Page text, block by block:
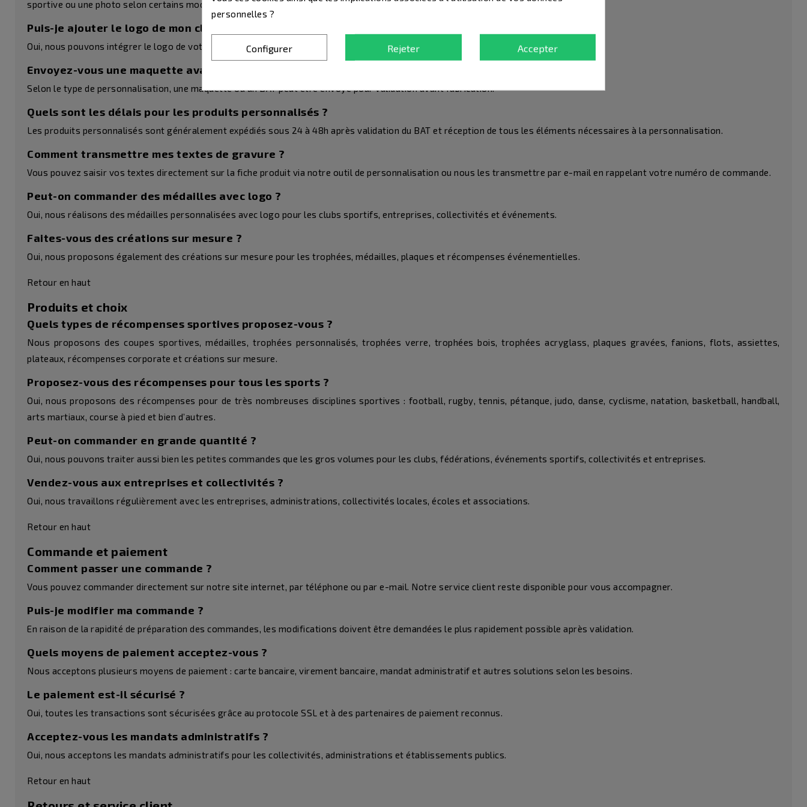
sportive ou une photo selon certains modèles.
Puis-je ajouter le logo de mon club ou de mon entreprise ?
Oui, nous pouvons intégrer le logo de votre club, association, entreprise ou événement sur de nombreux produits personnalisables.
Envoyez-vous une maquette avant fabrication ?
Selon le type de personnalisation, une maquette ou un BAT peut être envoyé pour validation avant fabrication.
Quels sont les délais pour les produits personnalisés ?
Les produits personnalisés sont généralement expédiés sous 24 à 48h après validation du BAT et réception de tous les éléments nécessaires à la personnalisation.
Comment transmettre mes textes de gravure ?
Vous pouvez saisir vos textes directement sur la fiche produit via notre outil de personnalisation ou nous les transmettre par e-mail en rappelant votre numéro de commande.
Peut-on commander des médailles avec logo ?
Oui, nous réalisons des médailles personnalisées avec logo pour les clubs sportifs, entreprises, collectivités et événements.
Faites-vous des créations sur mesure ?
Oui, nous proposons également des créations sur mesure pour les trophées, médailles, plaques et récompenses événementielles.
Retour en haut
Produits et choix
Quels types de récompenses sportives proposez-vous ?
Nous proposons des coupes sportives, médailles, trophées personnalisés, trophées verre, trophées bois, trophées acryglass, plaques gravées, fanions, flots, assiettes,
plateaux, récompenses corporate et créations sur mesure.
Proposez-vous des récompenses pour tous les sports ?
Oui, nous proposons des récompenses pour de très nombreuses disciplines sportives : football, rugby, tennis, pétanque, judo, danse, cyclisme, natation, basketball, handball,
arts martiaux, course à pied et bien d’autres.
Peut-on commander en grande quantité ?
Oui, nous pouvons traiter aussi bien les petites commandes que les gros volumes pour les clubs, fédérations, événements sportifs, collectivités et entreprises.
Vendez-vous aux entreprises et collectivités ?
Oui, nous travaillons régulièrement avec les entreprises, administrations, collectivités locales, écoles et associations.
Retour en haut
Commande et paiement
Comment passer une commande ?
Vous pouvez commander directement sur notre site internet, par téléphone ou par e-mail. Notre service client reste disponible pour vous accompagner.
Puis-je modifier ma commande ?
En raison de la rapidité de préparation des commandes, les modifications doivent être demandées le plus rapidement possible après validation.
Quels moyens de paiement acceptez-vous ?
Nous acceptons plusieurs moyens de paiement : carte bancaire, virement bancaire, mandat administratif et autres solutions selon les besoins.
Le paiement est-il sécurisé ?
Oui, toutes les transactions sont sécurisées grâce au protocole SSL et à des partenaires de paiement reconnus.
Acceptez-vous les mandats administratifs ?
Oui, nous acceptons les mandats administratifs pour les collectivités, administrations et établissements publics.
Retour en haut
personnelles ?
Configurer Rejeter Accepter